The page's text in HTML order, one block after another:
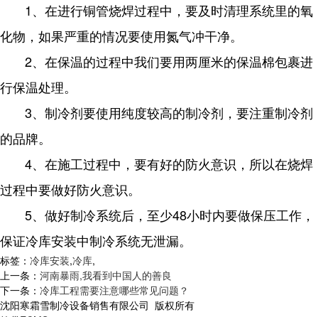
1、在进行铜管烧焊过程中，要及时清理系统里的氧
化物，如果严重的情况要使用氮气冲干净。
2、在保温的过程中我们要用两厘米的保温棉包裹进
行保温处理。
3、制冷剂要使用纯度较高的制冷剂，要注重制冷剂
的品牌。
4、在施工过程中，要有好的防火意识，所以在烧焊
过程中要做好防火意识。
5、做好制冷系统后，至少48小时内要做保压工作，
保证冷库安装中制冷系统无泄漏。
标签： 冷库安装,冷库,
上一条： 河南暴雨,我看到中国人的善良
下一条： 冷库工程需要注意哪些常见问题？
沈阳寒霜雪制冷设备销售有限公司 版权所有